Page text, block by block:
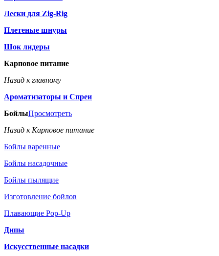
Лески для Zig-Rig
Плетеные шнуры
Шок лидеры
Карповое питание
Назад к главному
Ароматизаторы и Спреи
БойлыПросмотреть
Назад к Карповое питание
Бойлы варенные
Бойлы насадочные
Бойлы пылящие
Изготовление бойлов
Плавающие Pop-Up
Дипы
Искусственные насадки